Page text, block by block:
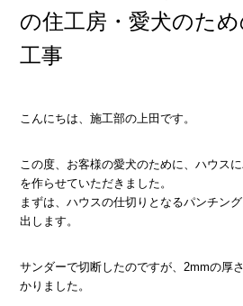
の住工房・愛犬のた
工事
こんにちは、施工部の上田です。
この度、お客様の愛犬のために、ハウス
を作らせていただきました。
まずは、ハウスの仕切りとなるパンチン
出します。
サンダーで切断したのですが、2mmの厚
かりました。